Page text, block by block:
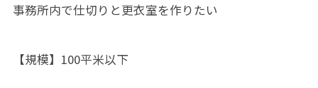
事務所内で仕切りと更衣室を作りたい
【規模】100平米以下